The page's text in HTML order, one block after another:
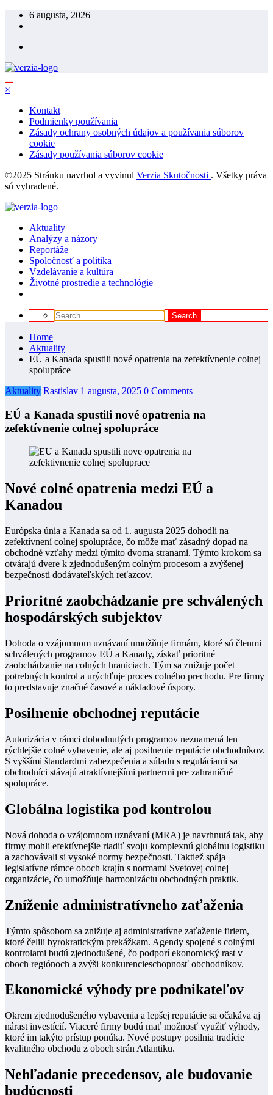
Skip
6 augusta, 2026
×
Kontakt
Podmienky používania
Zásady ochrany osobných údajov a používania súborov
cookie
Zásady používania súborov cookie
©2025 Stránku navrhol a vyvinul Verzia Skutočnosti . Všetky práva
sú vyhradené.
Aktuality
Analýzy a názory
Reportáže
Spoločnosť a politika
Vzdelávanie a kultúra
Životné prostredie a technológie
Home
Aktuality
EÚ a Kanada spustili nové opatrenia na zefektívnenie colnej
spolupráce
Aktuality Rastislav 1 augusta, 2025 0 Comments
EÚ a Kanada spustili nové opatrenia na
zefektívnenie colnej spolupráce
Nové colné opatrenia medzi EÚ a
Kanadou
Európska únia a Kanada sa od 1. augusta 2025 dohodli na
zefektívnení colnej spolupráce, čo môže mať zásadný dopad na
obchodné vzťahy medzi týmito dvoma stranami. Týmto krokom sa
otvárajú dvere k zjednodušeným colným procesom a zvýšenej
bezpečnosti dodávateľských reťazcov.
Prioritné zaobchádzanie pre schválených
hospodárských subjektov
Dohoda o vzájomnom uznávaní umožňuje firmám, ktoré sú členmi
schválených programov EÚ a Kanady, získať prioritné
zaobchádzanie na colných hraniciach. Tým sa znižuje počet
potrebných kontrol a urýchľuje proces colného prechodu. Pre firmy
to predstavuje značné časové a nákladové úspory.
Posilnenie obchodnej reputácie
Autorizácia v rámci dohodnutých programov neznamená len
rýchlejšie colné vybavenie, ale aj posilnenie reputácie obchodníkov.
S vyššími štandardmi zabezpečenia a súladu s reguláciami sa
obchodníci stávajú atraktívnejšími partnermi pre zahraničné
spolupráce.
Globálna logistika pod kontrolou
Nová dohoda o vzájomnom uznávaní (MRA) je navrhnutá tak, aby
firmy mohli efektívnejšie riadiť svoju komplexnú globálnu logistiku
a zachovávali si vysoké normy bezpečnosti. Taktiež spája
legislatívne rámce oboch krajín s normami Svetovej colnej
organizácie, čo umožňuje harmonizáciu obchodných praktik.
Zníženie administratívneho zaťaženia
Týmto spôsobom sa znižuje aj administratívne zaťaženie firiem,
ktoré čelili byrokratickým prekážkam. Agendy spojené s colnými
kontrolami budú zjednodušené, čo podporí ekonomický rast v
oboch regiónoch a zvýši konkurencieschopnosť obchodníkov.
Ekonomické výhody pre podnikateľov
Okrem zjednodušeného vybavenia a lepšej reputácie sa očakáva aj
nárast investícií. Viaceré firmy budú mať možnosť využiť výhody,
ktoré im takýto prístup ponúka. Nové postupy posilnia tradície
kvalitného obchodu z oboch strán Atlantiku.
Nehľadanie precedensov, ale budovanie
budúcnosti